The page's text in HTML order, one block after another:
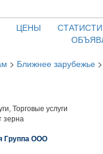
ЦЕНЫ
> Ближнее зарубежье
Торговые услуги
зерна
Группа ООО